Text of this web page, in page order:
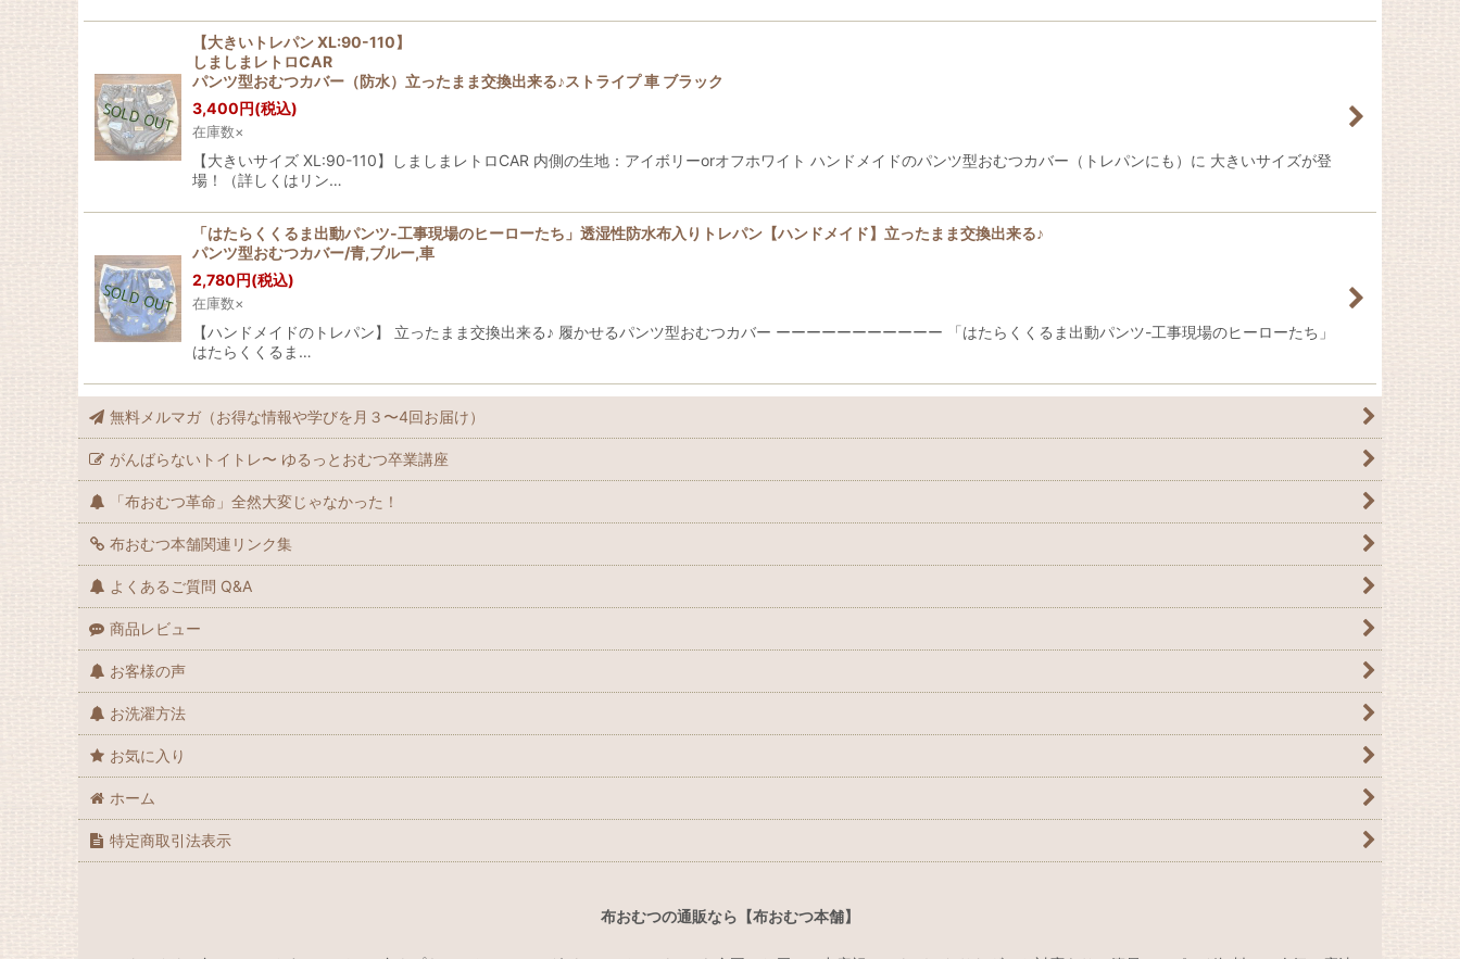
【大きいトレパン XL:90-110】
しましまレトロCAR
パンツ型おむつカバー（防水）立ったまま交換出来る♪ストライプ 車 ブラック
3,400円(税込)
在庫数×
【大きいサイズ XL:90-110】しましまレトロCAR 内側の生地：アイボリーorオフホワイト ハンドメイドのパンツ型おむつカバー（トレパンにも）に 大きいサイズが登
場！（詳しくはリン…
「はたらくくるま出動パンツ-工事現場のヒーローたち」透湿性防水布入りトレパン【ハンドメイド】立ったまま交換出来る♪
パンツ型おむつカバー/青,ブルー,車
2,780円(税込)
在庫数×
【ハンドメイドのトレパン】 立ったまま交換出来る♪ 履かせるパンツ型おむつカバー ーーーーーーーーーーー 「はたらくくるま出動パンツ-工事現場のヒーローたち」
はたらくくるま…
無料メルマガ（お得な情報や学びを月３〜4回お届け）
がんばらないトイトレ〜 ゆるっとおむつ卒業講座
「布おむつ革命」全然大変じゃなかった！
布おむつ本舗関連リンク集
よくあるご質問 Q&A
商品レビュー
お客様の声
お洗濯方法
お気に入り
ホーム
特定商取引法表示
布おむつの通販なら【布おむつ本舗】